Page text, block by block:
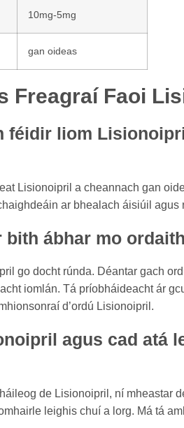
10mg-5mg
gan oideas
Freagraí Faoi
féidir liom
Lisionoipril a cheannach gan
ar bhealach áisiúil agus
ábhar mo
go docht rúnda. Déantar gach
iomlán. Tá príobháideacht ár
d’ordú Lisionoipril.
agus cad atá
de Lisionoipril, ní mheastar
leighis chuí a lorg. Má tá